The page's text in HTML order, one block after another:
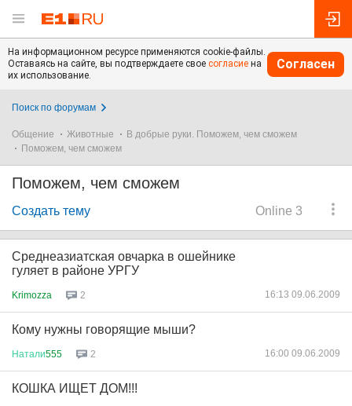
На информационном ресурсе применяются cookie-файлы.
Оставаясь на сайте, вы подтверждаете свое согласие на
их использование.
Согласен
Поиск по форумам
Общение Животные
В добрые руки. Поможем, чем сможем
Поможем, чем сможем
Поможем, чем сможем
Online 3
Создать тему
Среднеазиатская овчарка в ошейнике
гуляет в районе УРГУ
Krimozza 2 16:13 09.06.2009
Кому нужны говорящие мыши?
Натали555 2 16:00 09.06.2009
КОШКА ИЩЕТ ДОМ!!!